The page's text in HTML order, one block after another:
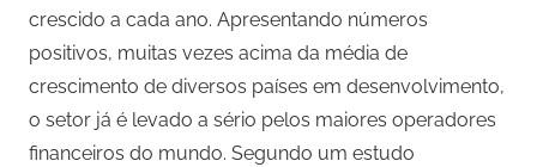
crescido a cada ano. Apresentando números
positivos, muitas vezes acima da média de
crescimento de diversos países em desenvolvimento,
o setor já é levado a sério pelos maiores operadores
financeiros do mundo. Segundo um estudo